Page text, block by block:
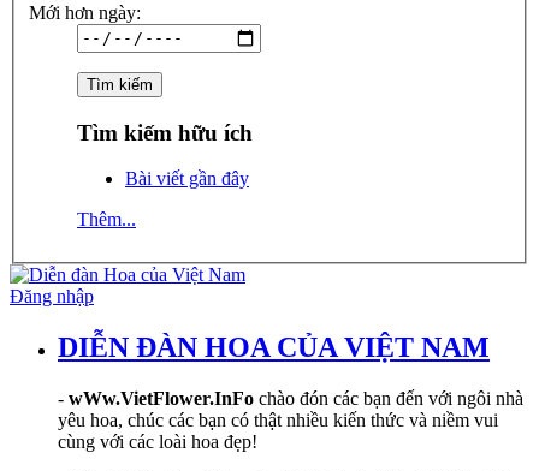
Mới hơn ngày:
Tìm kiếm hữu ích
Bài viết gần đây
Thêm...
Đăng nhập
DIỄN ĐÀN HOA CỦA VIỆT NAM
- wWw.VietFlower.InFo chào đón các bạn đến với ngôi nhà
yêu hoa, chúc các bạn có thật nhiều kiến thức và niềm vui
cùng với các loài hoa đẹp!